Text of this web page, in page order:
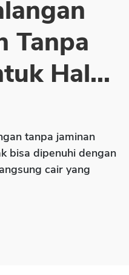
Tanpa
Hal...
tanpa jaminan
bisa dipenuhi dengan
cair yang